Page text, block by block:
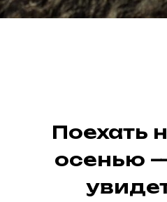
Поехать
осенью